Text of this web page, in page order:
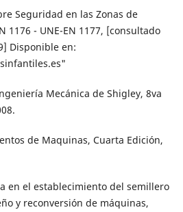
Seguridad en las Zonas de
1176 - UNE-EN 1177, [consultado
Disponible en:
Mecánica de Shigley, 8va
de Maquinas, Cuarta Edición,
en el establecimiento del semillero
y reconversión de máquinas,